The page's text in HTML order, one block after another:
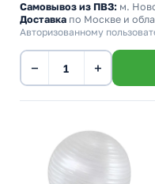
Самовывоз из ПВЗ: м.
Доставка по Москве и
Авторизованному
− +